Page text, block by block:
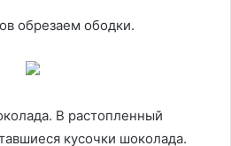
обрезаем ободки.
В растопленный
кусочки шоколада.